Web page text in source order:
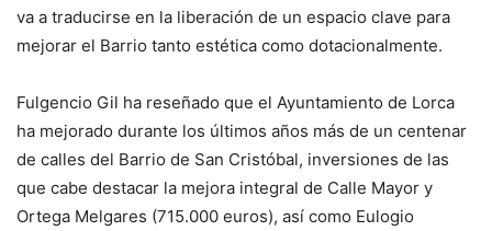
va a traducirse en la liberación de un espacio clave para
mejorar el Barrio tanto estética como dotacionalmente.
Fulgencio Gil ha reseñado que el Ayuntamiento de Lorca
ha mejorado durante los últimos años más de un centenar
de calles del Barrio de San Cristóbal, inversiones de las
que cabe destacar la mejora integral de Calle Mayor y
Ortega Melgares (715.000 euros), así como Eulogio